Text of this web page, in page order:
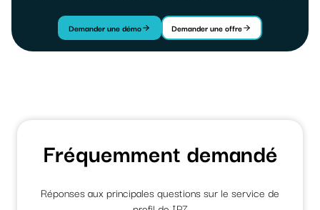
Demander une démo Demander une offre
Fréquemment demandé
Réponses aux principales questions sur le service de